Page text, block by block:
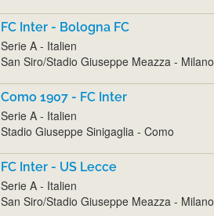
FC Inter - Bologna FC
Serie A - Italien
San Siro/Stadio Giuseppe Meazza - Milano
Como 1907 - FC Inter
Serie A - Italien
Stadio Giuseppe Sinigaglia - Como
FC Inter - US Lecce
Serie A - Italien
San Siro/Stadio Giuseppe Meazza - Milano